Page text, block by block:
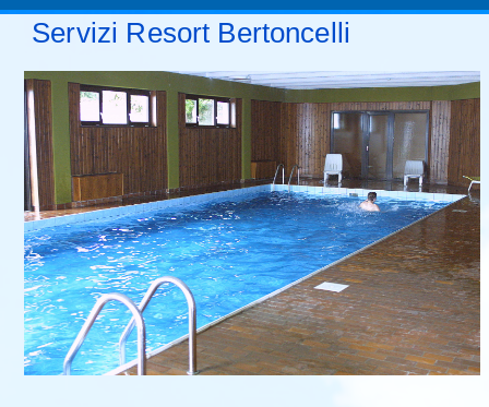
Servizi Resort Bertoncelli